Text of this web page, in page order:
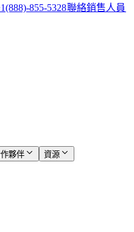
855-5328​​聯絡銷售人員​​
夥伴​​
資源​​